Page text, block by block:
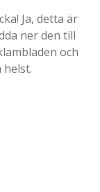
Ja, detta är
ner den till
och
helst.